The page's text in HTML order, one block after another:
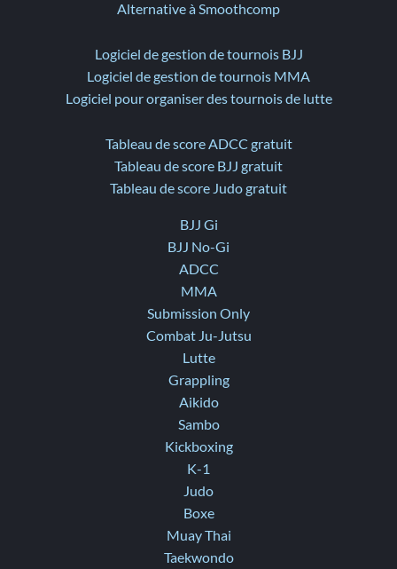
Alternative à Smoothcomp
Logiciel de gestion de tournois BJJ
Logiciel de gestion de tournois MMA
Logiciel pour organiser des tournois de lutte
Tableau de score ADCC gratuit
Tableau de score BJJ gratuit
Tableau de score Judo gratuit
BJJ Gi
BJJ No-Gi
ADCC
MMA
Submission Only
Combat Ju-Jutsu
Lutte
Grappling
Aikido
Sambo
Kickboxing
K-1
Judo
Boxe
Muay Thai
Taekwondo